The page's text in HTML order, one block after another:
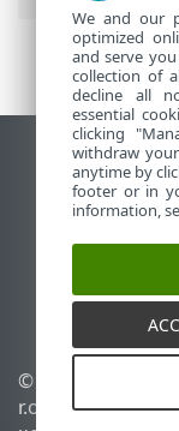
Жұмыс
End of Life
ESET білім
ESET форумы
ESET Status
Аймақтық
© 1992 - 2026
r.o. - Барлық
We and our
optimized
and serve
collection of
decline all
essential
clicking
withdraw
anytime by
footer or in
information,